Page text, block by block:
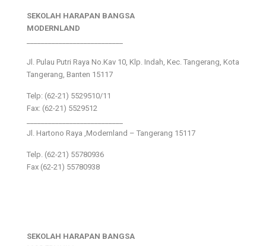
SEKOLAH HARAPAN BANGSA
MODERNLAND
Jl. Pulau Putri Raya No.Kav 10, Klp. Indah, Kec. Tangerang, Kota
Tangerang, Banten 15117
Telp: (62-21) 5529510/11
Fax: (62-21) 5529512
Jl. Hartono Raya ,Modernland – Tangerang 15117
Telp. (62-21) 55780936
Fax (62-21) 55780938
SEKOLAH HARAPAN BANGSA